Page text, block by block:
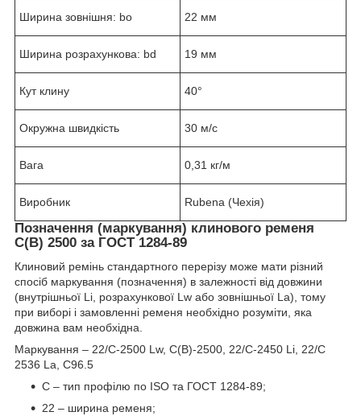
Ширина зовнішня: bo 22 мм
Ширина розрахункова: bd 19 мм
Кут клину 40°
Окружна швидкість 30 м/с
Вага 0,31 кг/м
Виробник Rubena (Чехія)
Позначення (маркування) клинового ременя
C(B) 2500 за ГОСТ 1284-89
Клиновий ремінь стандартного перерізу може мати різний
спосіб маркування (позначення) в залежності від довжини
(внутрішньої Li, розрахункової Lw або зовнішньої La), тому
при виборі і замовленні ременя необхідно розуміти, яка
довжина вам необхідна.
Маркування – 22/C-2500 Lw, C(В)-2500, 22/C-2450 Li, 22/C
2536 La, C96.5
C – тип профілю по ISO та ГОСТ 1284-89;
22 – ширина ременя;